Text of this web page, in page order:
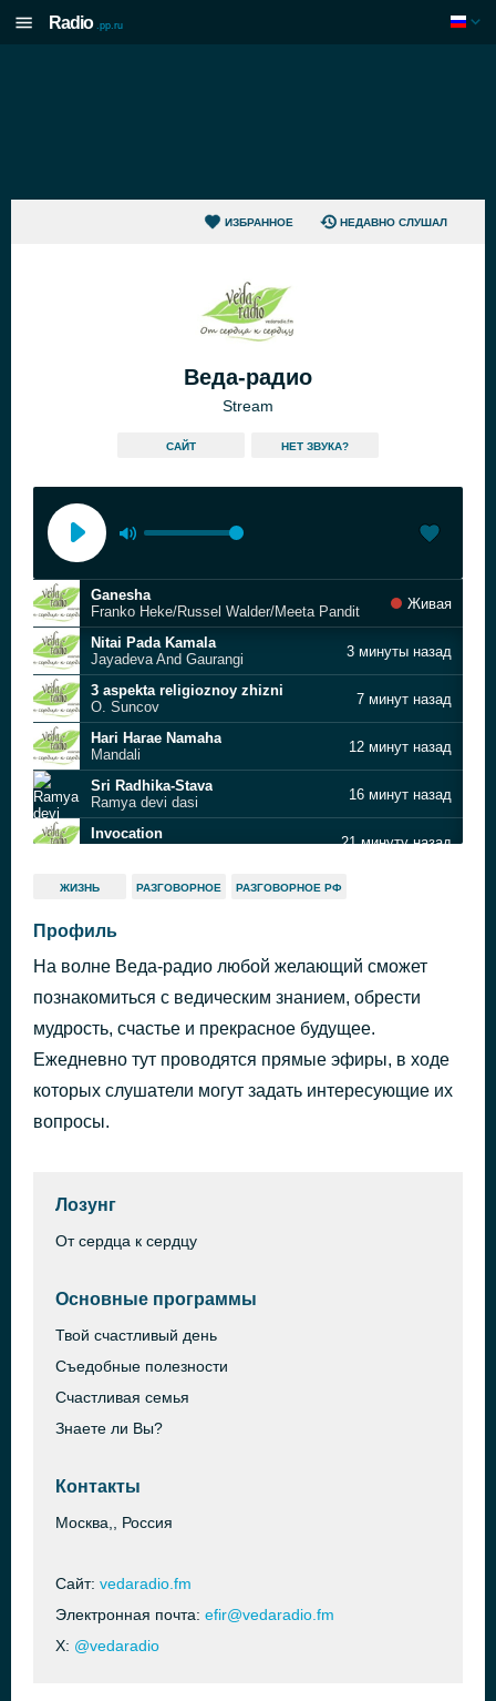
Radio .pp.ru
ИЗБРАННОЕ НЕДАВНО СЛУШАЛ
Веда-радио
Stream
САЙТ HЕТ ЗВУКА?
Ganesha
Franko Heke/Russel Walder/Meeta Pandit
Живая
Nitai Pada Kamala
Jayadeva And Gaurangi
3 минуты назад
3 aspekta religioznoy zhizni
O. Suncov
7 минут назад
Hari Harae Namaha
Mandali
12 минут назад
Sri Radhika-Stava
Ramya devi dasi
16 минут назад
Invocation
21 минуту назад
Sunrise
Saturn
Krishna Manohar
Sahil Jagtiani
Pradera
Deuter
42 минуты назад
ЖИЗНЬ РАЗГОВОРНОЕ РАЗГОВОРНОЕ РФ
Профиль
На волне Веда-радио любой желающий сможет
познакомиться с ведическим знанием, обрести
мудрость, счастье и прекрасное будущее.
Ежедневно тут проводятся прямые эфиры, в ходе
которых слушатели могут задать интересующие их
вопросы.
Лозунг
От сердца к сердцу
Основные программы
Твой счастливый день
Съедобные полезности
Счастливая семья
Знаете ли Вы?
Контакты
Москва,, Россия
Сайт: vedaradio.fm
Электронная почта: efir@vedaradio.fm
X: @vedaradio